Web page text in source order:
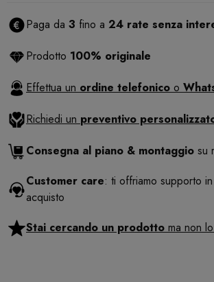
Paga da 3 fino a 24 rate senza
Prodotto 100% originale
Effettua un ordine telefonico o
Richiedi un preventivo
Consegna al piano & montaggio su
Customer care: ti offriamo supporto
acquisto
Stai cercando un prodotto ma non